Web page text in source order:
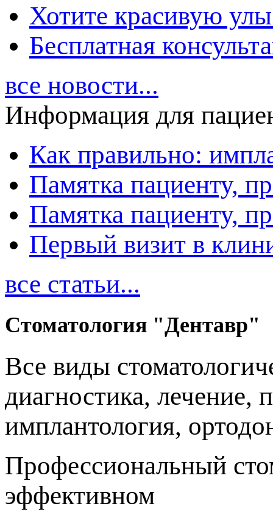
Хотите красивую
Бесплатная
все новости...
Информация для
Как правильно:
Памятка пациенту,
Памятка пациенту,
Первый визит в
все статьи...
Стоматология "Дентавр"
Все виды
диагностика, лечение,
имплантология,
Профессиональный
эффективном